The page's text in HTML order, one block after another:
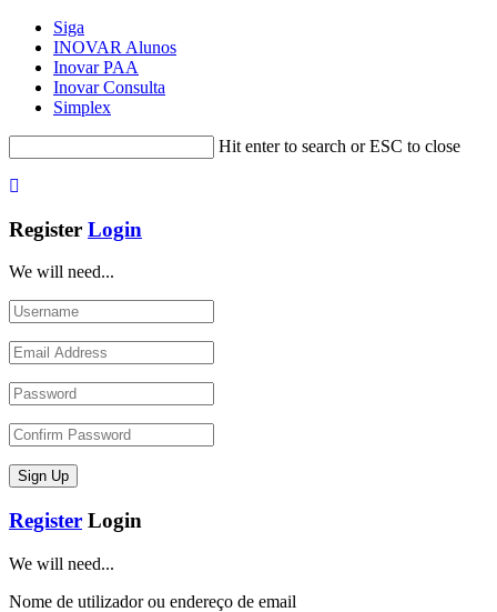
Siga
INOVAR Alunos
Inovar PAA
Inovar Consulta
Simplex
Hit enter to search or ESC to close
Register Login
We will need...
Register Login
We will need...
Nome de utilizador ou endereço de email